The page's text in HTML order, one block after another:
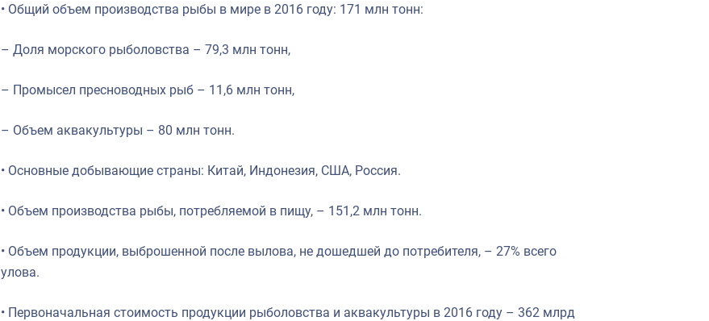
• Общий объем производства рыбы в мире в 2016 году: 171 млн тонн:
– Доля морского рыболовства – 79,3 млн тонн,
– Промысел пресноводных рыб – 11,6 млн тонн,
– Объем аквакультуры – 80 млн тонн.
• Основные добывающие страны: Китай, Индонезия, США, Россия.
• Объем производства рыбы, потребляемой в пищу, – 151,2 млн тонн.
• Объем продукции, выброшенной после вылова, не дошедшей до потребителя, – 27% всего
улова.
• Первоначальная стоимость продукции рыболовства и аквакультуры в 2016 году – 362 млрд